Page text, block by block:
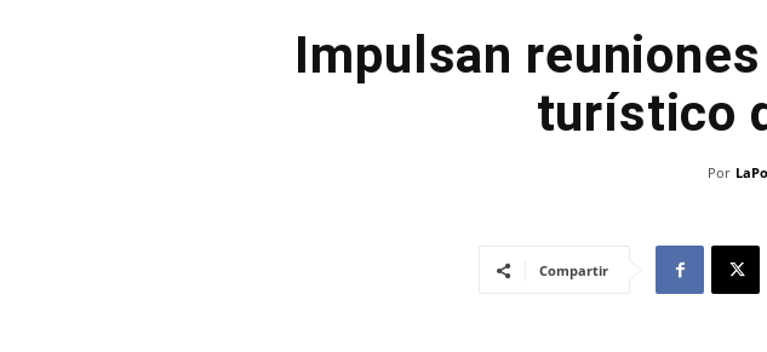
Impulsan
turístico
Por
Compartir